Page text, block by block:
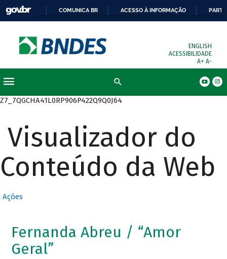
COMUNICA BR ACESSO À INFORMAÇÃO
ENGLISH
ACESSIBILIDADE
A+ A-
Z7_7QGCHA41L0RP906P422Q9Q0J64
Visualizador do
Conteúdo da Web
Ações
Fernanda Abreu / “Amor
Geral”